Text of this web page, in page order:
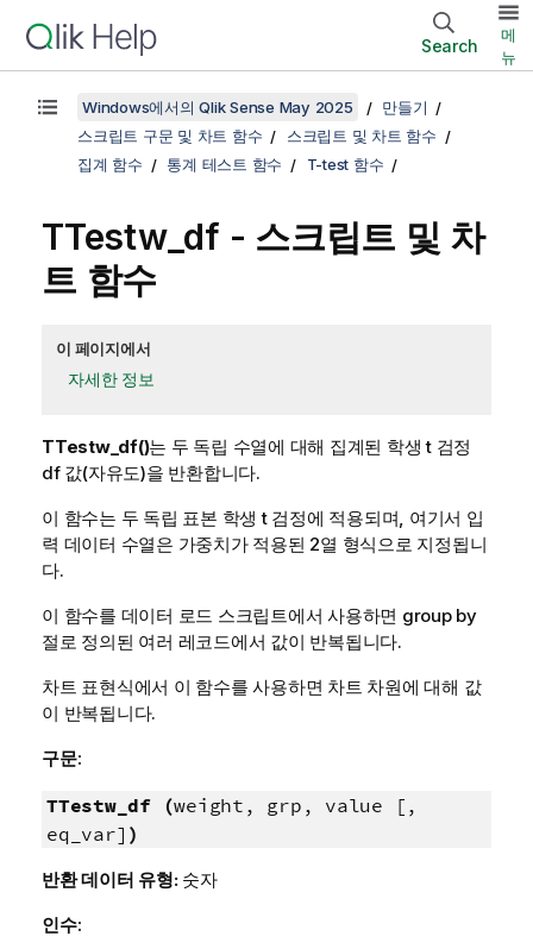
Search
메
뉴
Windows에서의 Qlik Sense May 2025
만들기
스크립트 구문 및 차트 함수
스크립트 및 차트 함수
집계 함수
통계 테스트 함수 T-test 함수
TTestw_df - 스크립트 및 차
트 함수
이 페이지에서
자세한 정보
TTestw_df()는 두 독립 수열에 대해 집계된 학생 t 검정
df 값(자유도)을 반환합니다.
이 함수는 두 독립 표본 학생 t 검정에 적용되며, 여기서 입
력 데이터 수열은 가중치가 적용된 2열 형식으로 지정됩니
다.
이 함수를 데이터 로드 스크립트에서 사용하면 group by
절로 정의된 여러 레코드에서 값이 반복됩니다.
차트 표현식에서 이 함수를 사용하면 차트 차원에 대해 값
이 반복됩니다.
구문:
TTestw_df (weight, grp, value [,
eq_var] )
반환 데이터 유형: 숫자
인수: